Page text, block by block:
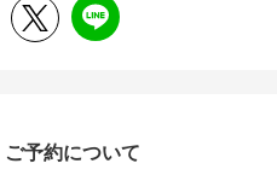
ご予約について